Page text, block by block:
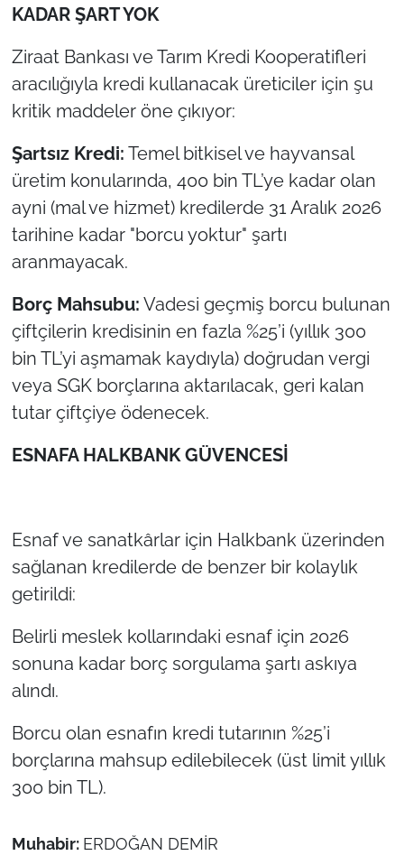
KADAR ŞART YOK
Ziraat Bankası ve Tarım Kredi Kooperatifleri
aracılığıyla kredi kullanacak üreticiler için şu
kritik maddeler öne çıkıyor:
Şartsız Kredi: Temel bitkisel ve hayvansal
üretim konularında, 400 bin TL’ye kadar olan
ayni (mal ve hizmet) kredilerde 31 Aralık 2026
tarihine kadar "borcu yoktur" şartı
aranmayacak.
Borç Mahsubu: Vadesi geçmiş borcu bulunan
çiftçilerin kredisinin en fazla %25’i (yıllık 300
bin TL’yi aşmamak kaydıyla) doğrudan vergi
veya SGK borçlarına aktarılacak, geri kalan
tutar çiftçiye ödenecek.
ESNAFA HALKBANK GÜVENCESİ
Esnaf ve sanatkârlar için Halkbank üzerinden
sağlanan kredilerde de benzer bir kolaylık
getirildi:
Belirli meslek kollarındaki esnaf için 2026
sonuna kadar borç sorgulama şartı askıya
alındı.
Borcu olan esnafın kredi tutarının %25’i
borçlarına mahsup edilebilecek (üst limit yıllık
300 bin TL).
Muhabir: ERDOĞAN DEMİR